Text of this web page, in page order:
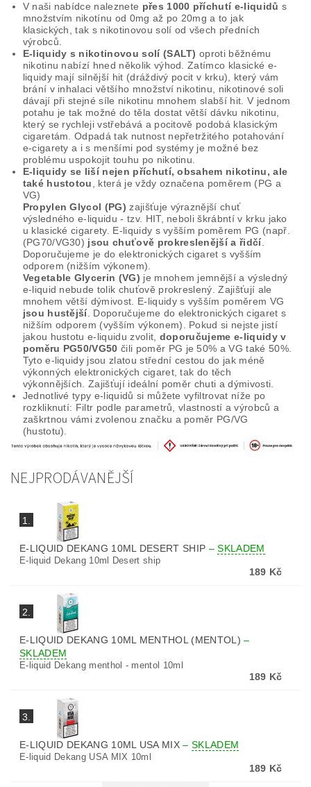
V naši nabídce naleznete přes 1000 příchutí e-liquidů s
množstvím nikotínu od 0mg až po 20mg a to jak
klasických, tak s nikotinovou solí od všech předních
výrobců.
E-liquidy s nikotinovou solí (SALT) oproti běžnému
nikotinu nabízí hned několik výhod. Zatímco klasické e-
liquidy mají silnější hit (dráždivý pocit v krku), který vám
brání v inhalaci většího množství nikotinu, nikotinové soli
dávají při stejné síle nikotinu mnohem slabší hit. V jednom
potahu je tak možné do těla dostat větší dávku nikotinu,
který se rychleji vstřebává a pocitově podobá klasickým
cigaretám. Odpadá tak nutnost nepřetržitého potahování
e-cigarety a i s menšími pod systémy je možné bez
problému uspokojit touhu po nikotinu.
E-liquidy se liší nejen příchutí, obsahem nikotinu, ale
také hustotou
, která je vždy označena poměrem (PG a
VG)
Propylen Glycol (PG) zajišťuje výraznější chuť
výsledného e-liquidu - tzv. HIT, neboli škrábntí v krku jako
u klasické cigarety. E-liquidy s vyšším poměrem PG (např.
(PG70/VG30) jsou chuťově prokreslenější a řidčí.
Doporučujeme je do elektronických cigaret s vyšším
odporem (nižším výkonem).
Vegetable Glycerin (VG) je mnohem jemnější a výsledný
e-liquid nebude tolik chuťově prokreslený. Zajišťují ale
mnohem větší dýmivost. E-liquidy s vyšším poměrem VG
jsou hustější. Doporučujeme do elektronických cigaret s
nižším odporem (vyšším výkonem). Pokud si nejste jistí
jakou hustotu e-liquidu zvolit, doporučujeme e-liquidy v
poměru PG50/VG50 čili poměr PG je 50% a VG také 50%.
Tyto e-liquidy jsou zlatou střední cestou do jak méně
výkonných elektronických cigaret, tak do těch
výkonnějších. Zajišťují ideální poměr chuti a dýmivosti.
Jednotlivé typy e-liquidů si můžete vyfiltrovat níže po
rozkliknutí: Filtr podle parametrů, vlastností a výrobců a
zaškrtnou vámi zvolenou značku a poměr PG/VG
(hustotu).
NEJPRODÁVANĚJŠÍ
1.
E-LIQUID DEKANG 10ML DESERT SHIP –SKLADEM
E-liquid Dekang 10ml Desert ship
189 Kč
2.
E-LIQUID DEKANG 10ML MENTHOL (MENTOL)–
SKLADEM
E-liquid Dekang menthol - mentol 10ml
189 Kč
3.
E-LIQUID DEKANG 10ML USA MIX–SKLADEM
E-liquid Dekang USA MIX 10ml
189 Kč